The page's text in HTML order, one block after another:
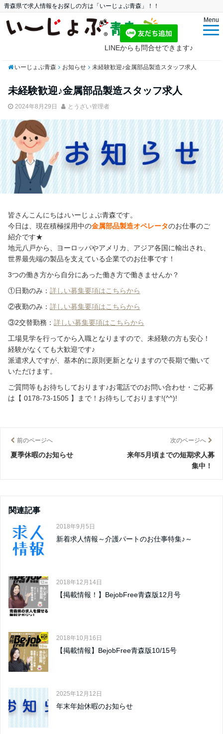
青森県で求人情報をお探しの方は「いーじょぶ青森」！！
Menu
LINEからも問合せできます♪
いーじょぶ青森 お知らせ 未経験歓迎♪金属部品製造スタッフ求人
未経験歓迎♪金属部品製造スタッフ求人
2024年8月29日 とうざい管理者
皆さんこんにちは♪いーじょぶ青森です。
今日は、現在積極採用中の金属部品製造オペレータのお仕事のご
紹介です★
地元八戸から、ヨーロッパやアメリカ、アジア各国に輸出され、
世界最先端の製品を支えている企業でのお仕事です！
3つの働き方から自分にあった働き方で働きませんか？
①日勤のみ： 詳しい募集要項はこちらから
②夜勤のみ： 詳しい募集要項はこちらから
③2交替勤務： 詳しい募集要項はこちらから
工場見学を行ってから入職となりますので、未経験の方も安心！
経験がなくても大歓迎です♪
派遣求人ですが、基本的に原則更新となりますので長期で働いて
いただけます。
ご質問等もお待ちしております♪お電話でのお問い合わせ・ご応募
は【 0178-73-1505 】まで！お待ちしております!(^^)!
前のページへ
夏季休暇のお知らせ
次のページへ
来年5月頃までの短期求人募
集中！
関連記事
2018年9月5日
新着求人情報～介護パートのお仕事特集♪～
2018年12月14日
【掲載情報！】BejobFree青森版12月号
2018年10月16日
【掲載情報】BejobFree青森版10/15号
2025年12月12日
年末年始休暇のお知らせ